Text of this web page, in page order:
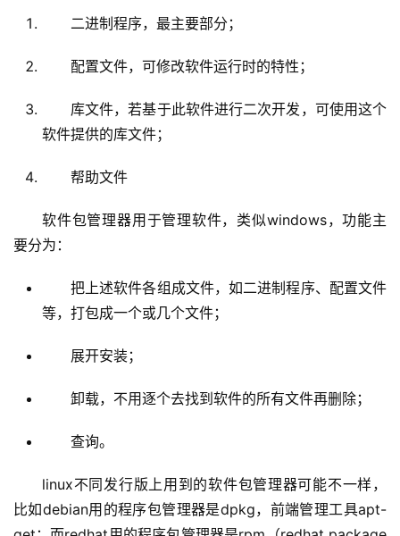
二进制程序，最主要部分；
配置文件，可修改软件运行时的特性；
库文件，若基于此软件进行二次开发，可使用这个
软件提供的库文件；
帮助文件
软件包管理器用于管理软件，类似windows，功能主
要分为：
把上述软件各组成文件，如二进制程序、配置文件
等，打包成一个或几个文件；
展开安装；
卸载，不用逐个去找到软件的所有文件再删除；
查询。
linux不同发行版上用到的软件包管理器可能不一样，
比如debian用的程序包管理器是dpkg，前端管理工具apt-